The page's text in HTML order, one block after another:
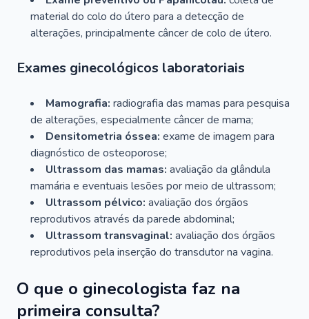
material do colo do útero para a detecção de
alterações, principalmente câncer de colo de útero.
Exames ginecológicos laboratoriais
Mamografia: radiografia das mamas para pesquisa
de alterações, especialmente câncer de mama;
Densitometria óssea: exame de imagem para
diagnóstico de osteoporose;
Ultrassom das mamas: avaliação da glândula
mamária e eventuais lesões por meio de ultrassom;
Ultrassom pélvico: avaliação dos órgãos
reprodutivos através da parede abdominal;
Ultrassom transvaginal: avaliação dos órgãos
reprodutivos pela inserção do transdutor na vagina.
O que o ginecologista faz na
primeira consulta?